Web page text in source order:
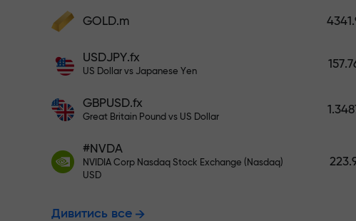
Поповніть рахунок — і отримайте бонус
X1000 - це не друкарська помилка. Чим
більший депозит, тим вищий множник.
Поповніть на $333 - вибирайте
Торгуйте без
гарантуємо
Бонус до
GOLD.m
USDJPY.fx
US Dollar vs Japanese Yen
GBPUSD.fx
Great Britain Pound vs US Dollar
#NVDA
NVIDIA Corp Nasdaq Stock Exchange (Nasdaq)
USD
Дивитись все